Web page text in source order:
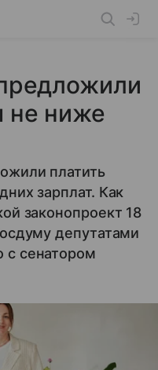
не ниже
платить
зарплат. Как
законопроект 18
депутатами
сенатором